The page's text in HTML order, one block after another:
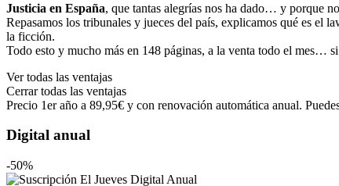
Justicia en España, que tantas alegrías nos ha dado… y porque
Repasamos los tribunales y jueces del país, explicamos qué es el
la ficción.
Todo esto y mucho más en 148 páginas, a la venta todo el mes…
Ver todas las ventajas
Cerrar todas las ventajas
Precio 1er año a 89,95€ y con renovación automática anual.
Digital anual
-50%